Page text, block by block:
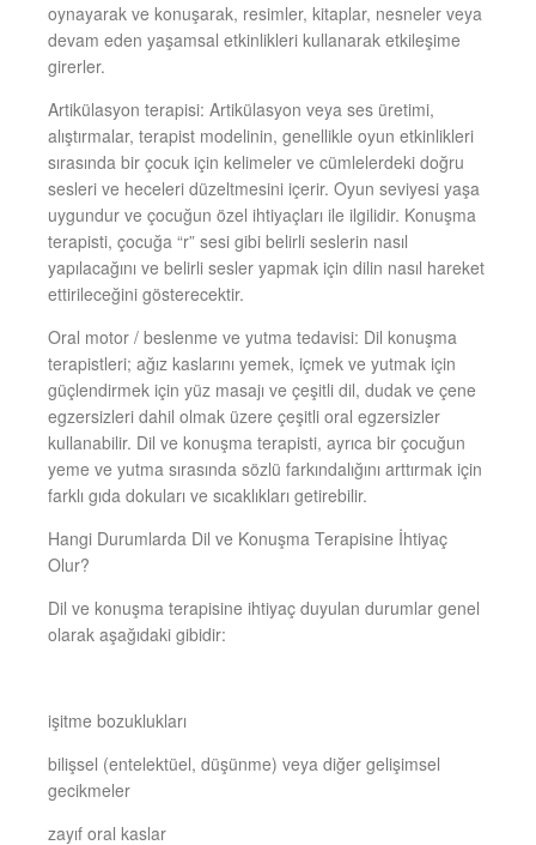
oynayarak ve konuşarak, resimler, kitaplar, nesneler veya
devam eden yaşamsal etkinlikleri kullanarak etkileşime
girerler.
Artikülasyon terapisi: Artikülasyon veya ses üretimi,
alıştırmalar, terapist modelinin, genellikle oyun etkinlikleri
sırasında bir çocuk için kelimeler ve cümlelerdeki doğru
sesleri ve heceleri düzeltmesini içerir. Oyun seviyesi yaşa
uygundur ve çocuğun özel ihtiyaçları ile ilgilidir. Konuşma
terapisti, çocuğa “r” sesi gibi belirli seslerin nasıl
yapılacağını ve belirli sesler yapmak için dilin nasıl hareket
ettirileceğini gösterecektir.
Oral motor / beslenme ve yutma tedavisi: Dil konuşma
terapistleri; ağız kaslarını yemek, içmek ve yutmak için
güçlendirmek için yüz masajı ve çeşitli dil, dudak ve çene
egzersizleri dahil olmak üzere çeşitli oral egzersizler
kullanabilir. Dil ve konuşma terapisti, ayrıca bir çocuğun
yeme ve yutma sırasında sözlü farkındalığını arttırmak için
farklı gıda dokuları ve sıcaklıkları getirebilir.
Hangi Durumlarda Dil ve Konuşma Terapisine İhtiyaç
Olur?
Dil ve konuşma terapisine ihtiyaç duyulan durumlar genel
olarak aşağıdaki gibidir:
işitme bozuklukları
bilişsel (entelektüel, düşünme) veya diğer gelişimsel
gecikmeler
zayıf oral kaslar